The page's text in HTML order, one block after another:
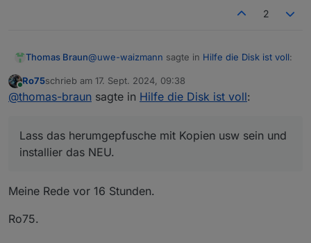
2
Thomas Braun@uwe-waizmann sagte in Hilfe die Disk ist voll:
wo die admin.png liegen muss
Lass das herumgepfusche mit Kopien usw sein
und installier das NEU.
Online
Ro75schrieb am 17. Sept. 2024, 09:38
zuletzt editiert von
@thomas-braun sagte in Hilfe die Disk ist voll:
Lass das herumgepfusche mit Kopien usw sein und
installier das NEU.
Meine Rede vor 16 Stunden.
Ro75.